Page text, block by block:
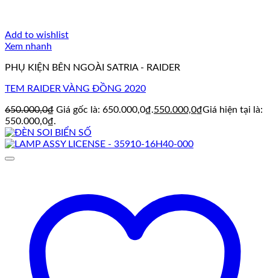
Add to wishlist
Xem nhanh
PHỤ KIỆN BÊN NGOÀI SATRIA - RAIDER
TEM RAIDER VÀNG ĐỒNG 2020
650.000,0₫ Giá gốc là: 650.000,0₫.550.000,0₫Giá hiện tại là:
550.000,0₫.